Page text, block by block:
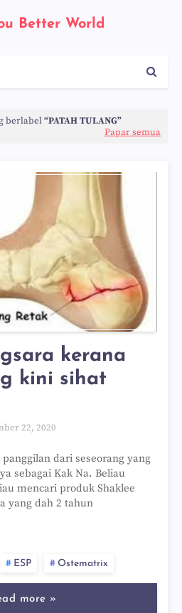
Better World
berlabel PATAH TULANG
Papar semua
kerana
kini sihat
22, 2020
dari seseorang yang
sebagai Kak Na. Beliau
mencari produk Shaklee
yang dah 2 tahun
ESP Ostematrix
more »